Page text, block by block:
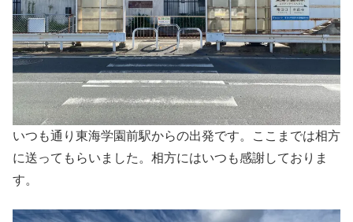
いつも通り東海学園前駅からの出発です。ここまでは相方
に送ってもらいました。相方にはいつも感謝しておりま
す。